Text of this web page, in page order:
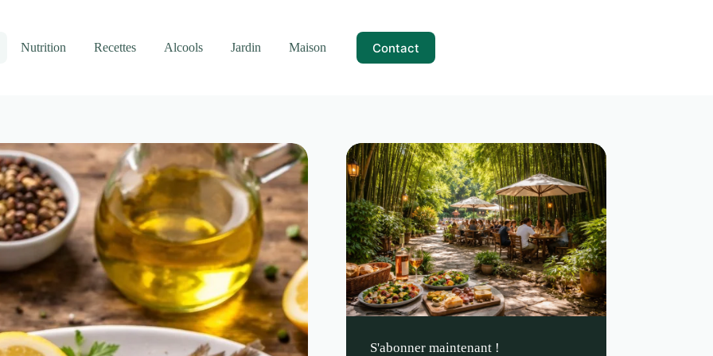
Nutrition Recettes Alcools Jardin Maison Contact
S'abonner maintenant !